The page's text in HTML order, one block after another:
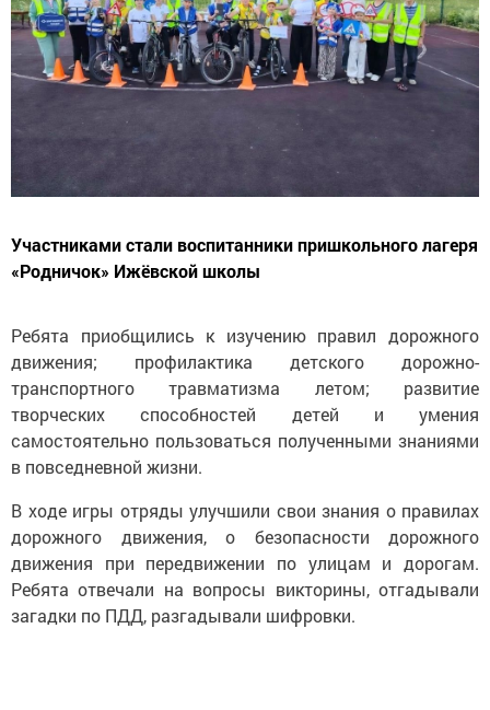
Участниками стали воспитанники пришкольного лагеря
«Родничок» Ижёвской школы
Ребята приобщились к изучению правил дорожного
движения; профилактика детского дорожно-
транспортного травматизма летом; развитие
творческих способностей детей и умения
самостоятельно пользоваться полученными знаниями
в повседневной жизни.
В ходе игры отряды улучшили свои знания о правилах
дорожного движения, о безопасности дорожного
движения при передвижении по улицам и дорогам.
Ребята отвечали на вопросы викторины, отгадывали
загадки по ПДД, разгадывали шифровки.